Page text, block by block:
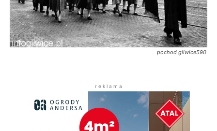
pochod gliwice590
r e k l a m a